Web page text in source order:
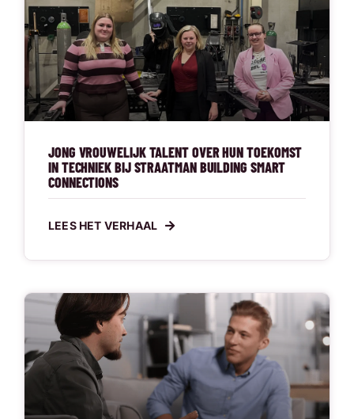
JONG VROUWELIJK TALENT OVER HUN TOEKOMST
IN TECHNIEK BIJ STRAATMAN BUILDING SMART
CONNECTIONS
LEES HET VERHAAL